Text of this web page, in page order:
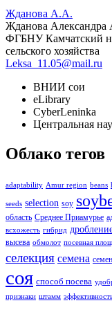
Жданова А.А.
Жданова Александра
ФГБНУ Камчатский
сельского хозяйства
Leksa_11.05@mail.ru
ВНИИ сои
eLibrary
CyberLeninka
Центральная
Облако тегов
adaptability Amur region beans
seeds selection soy
область Среднее Приамурье
всхожесть гибрид
высева обмолот посевная
селекция семена
соя способ посева
признаки штамм